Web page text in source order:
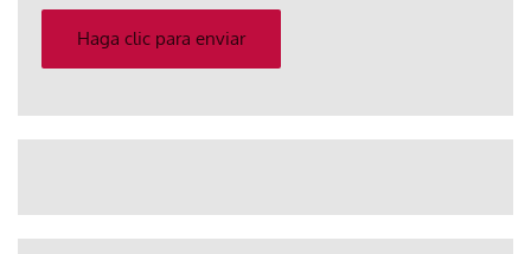
electrónico
Haga clic para enviar